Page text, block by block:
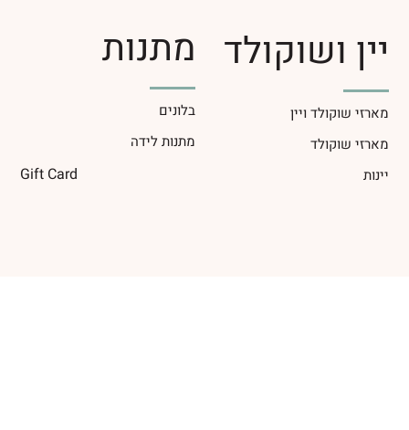
מתנות
בלונים
מתנות לידה
Gift Card
יין ושוקולד
מארזי שוקולד ויין
מארזי שוקולד
יינות